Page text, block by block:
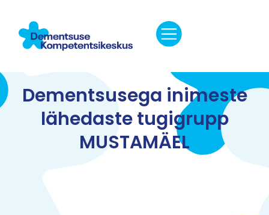
Dementsusega inimeste
lähedaste tugigrupp
MUSTAMÄEL